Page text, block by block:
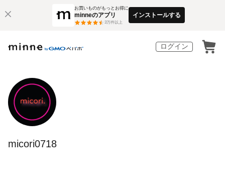
お買いものがもっとお得に
minneのアプリ
3万件以上
インストールする
ログイン
micori0718